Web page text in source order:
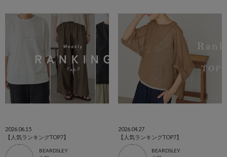
2026.06.15
【人気ランキングTOP7】
BEARDSLEY
2026.04.27
【人気ランキングTOP7】
BEARDSLEY